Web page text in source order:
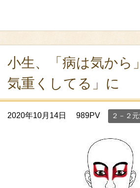
小生、「病は気から
気重くしてる」に
2020年10月14日 989PV ２－２